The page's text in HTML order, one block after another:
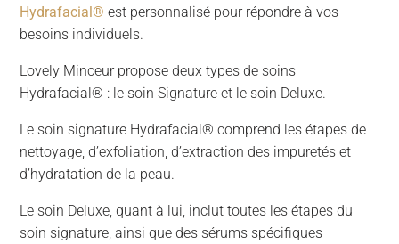
Hydrafacial® est personnalisé pour répondre à vos
besoins individuels.
Lovely Minceur propose deux types de soins
Hydrafacial® : le soin Signature et le soin Deluxe.
Le soin signature Hydrafacial® comprend les étapes de
nettoyage, d’exfoliation, d’extraction des impuretés et
d’hydratation de la peau.
Le soin Deluxe, quant à lui, inclut toutes les étapes du
soin signature, ainsi que des sérums spécifiques